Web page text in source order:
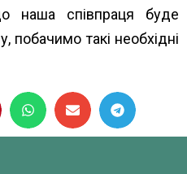
наша співпраця буде
побачимо такі необхідні